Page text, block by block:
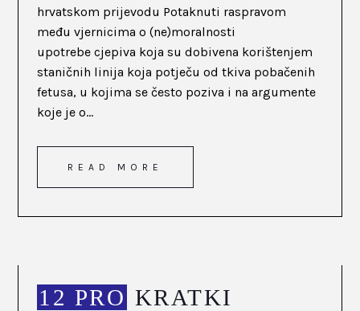
hrvatskom prijevodu Potaknuti raspravom
među vjernicima o (ne)moralnosti
upotrebe cjepiva koja su dobivena korištenjem
staničnih linija koja potječu od tkiva pobačenih
fetusa, u kojima se često poziva i na argumente
koje je o...
READ MORE
12 PRO KRATKI